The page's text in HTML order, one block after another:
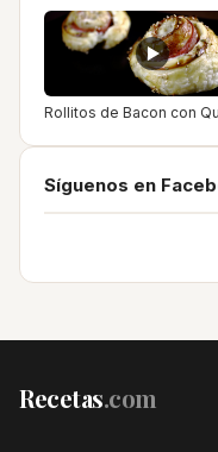
Rollitos de Bacon con
Síguenos en
Recetas.com